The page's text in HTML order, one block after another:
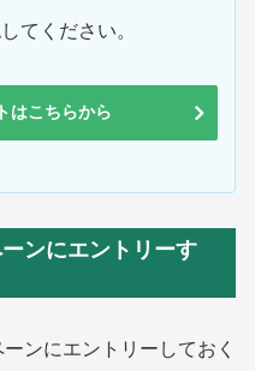
てください。
はこちらから
ンにエントリーす
ンにエントリーしておく